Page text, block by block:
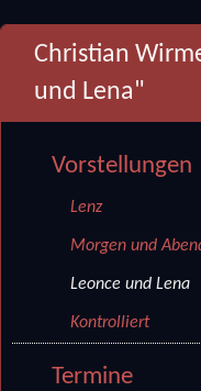
Christian
und Lena"
Vorstellungen
Lenz
Morgen und
Leonce und Lena
Kontrolliert
Termine